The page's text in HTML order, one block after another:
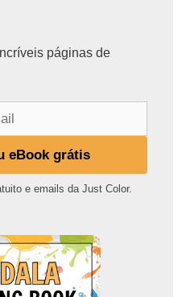
páginas de
eBook grátis
e emails da Just Color.